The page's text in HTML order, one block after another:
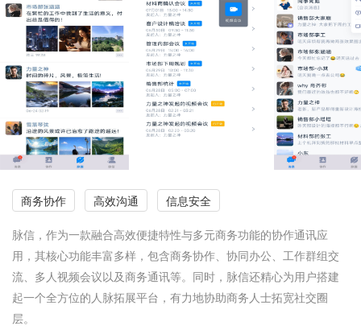
商务协作 高效沟通 信息安全
脉信，作为一款融合高效便捷特性与多元商务功能的协作通讯应
用，其核心功能丰富多样，包含商务协作、协同办公、工作群组交
流、多人视频会议以及商务通讯等。同时，脉信还精心为用户搭建
起一个全方位的人脉拓展平台，有力地协助商务人士拓宽社交圈
层。